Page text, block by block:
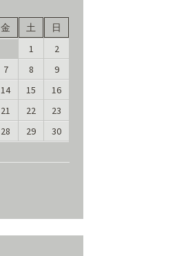
金 土
日
1
2
7 8
9
14 15
16
21 22
23
28 29
30